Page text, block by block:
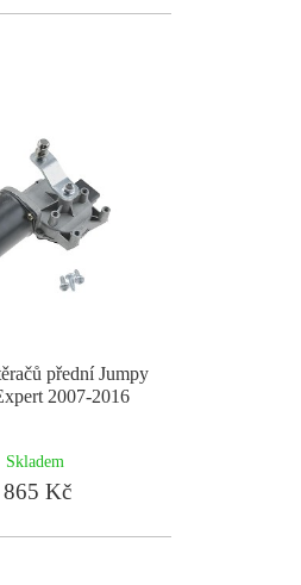
přední Jumpy
2007-2016
Skladem
865 Kč